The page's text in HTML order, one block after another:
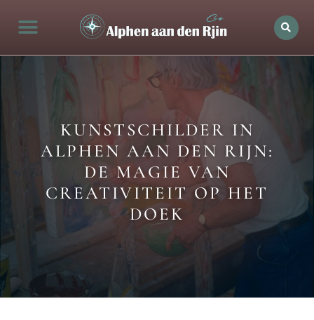
KUNSTSCHILDER IN
ALPHEN AAN DEN RIJN:
DE MAGIE VAN
CREATIVITEIT OP HET
DOEK